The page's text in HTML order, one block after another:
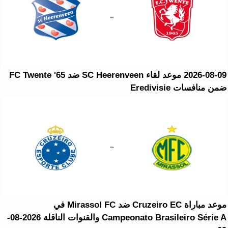
2026-08-09 موعد لقاء SC Heerenveen ضد FC Twente '65
ضمن منافسات Eredivisie
موعد مباراة Cruzeiro EC ضد Mirassol FC في
Campeonato Brasileiro Série A والقنوات الناقلة 2026-08-